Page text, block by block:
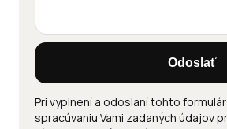
Odoslať
Pri vyplnení a odoslaní tohto
spracúvaniu Vami zadaných údajov